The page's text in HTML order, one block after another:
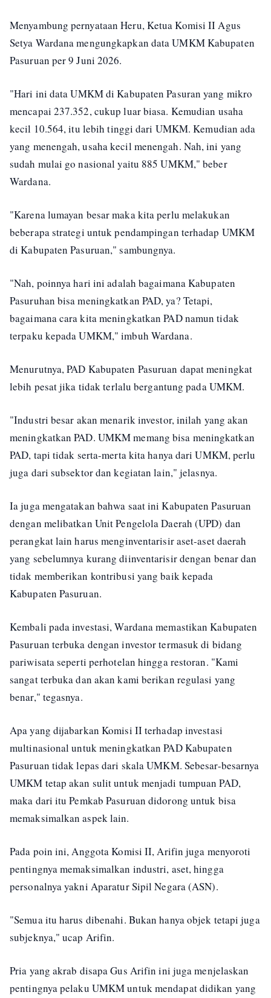
Menyambung pernyataan Heru, Ketua Komisi II Agus
Setya Wardana mengungkapkan data UMKM Kabupaten
Pasuruan per 9 Juni 2026.
"Hari ini data UMKM di Kabupaten Pasuran yang mikro
mencapai 237.352, cukup luar biasa. Kemudian usaha
kecil 10.564, itu lebih tinggi dari UMKM. Kemudian ada
yang menengah, usaha kecil menengah. Nah, ini yang
sudah mulai go nasional yaitu 885 UMKM," beber
Wardana.
"Karena lumayan besar maka kita perlu melakukan
beberapa strategi untuk pendampingan terhadap UMKM
di Kabupaten Pasuruan," sambungnya.
"Nah, poinnya hari ini adalah bagaimana Kabupaten
Pasuruhan bisa meningkatkan PAD, ya? Tetapi,
bagaimana cara kita meningkatkan PAD namun tidak
terpaku kepada UMKM," imbuh Wardana.
Menurutnya, PAD Kabupaten Pasuruan dapat meningkat
lebih pesat jika tidak terlalu bergantung pada UMKM.
"Industri besar akan menarik investor, inilah yang akan
meningkatkan PAD. UMKM memang bisa meningkatkan
PAD, tapi tidak serta-merta kita hanya dari UMKM, perlu
juga dari subsektor dan kegiatan lain," jelasnya.
Ia juga mengatakan bahwa saat ini Kabupaten Pasuruan
dengan melibatkan Unit Pengelola Daerah (UPD) dan
perangkat lain harus menginventarisir aset-aset daerah
yang sebelumnya kurang diinventarisir dengan benar dan
tidak memberikan kontribusi yang baik kepada
Kabupaten Pasuruan.
Kembali pada investasi, Wardana memastikan Kabupaten
Pasuruan terbuka dengan investor termasuk di bidang
pariwisata seperti perhotelan hingga restoran. "Kami
sangat terbuka dan akan kami berikan regulasi yang
benar," tegasnya.
Apa yang dijabarkan Komisi II terhadap investasi
multinasional untuk meningkatkan PAD Kabupaten
Pasuruan tidak lepas dari skala UMKM. Sebesar-besarnya
UMKM tetap akan sulit untuk menjadi tumpuan PAD,
maka dari itu Pemkab Pasuruan didorong untuk bisa
memaksimalkan aspek lain.
Pada poin ini, Anggota Komisi II, Arifin juga menyoroti
pentingnya memaksimalkan industri, aset, hingga
personalnya yakni Aparatur Sipil Negara (ASN).
"Semua itu harus dibenahi. Bukan hanya objek tetapi juga
subjeknya," ucap Arifin.
Pria yang akrab disapa Gus Arifin ini juga menjelaskan
pentingnya pelaku UMKM untuk mendapat didikan yang